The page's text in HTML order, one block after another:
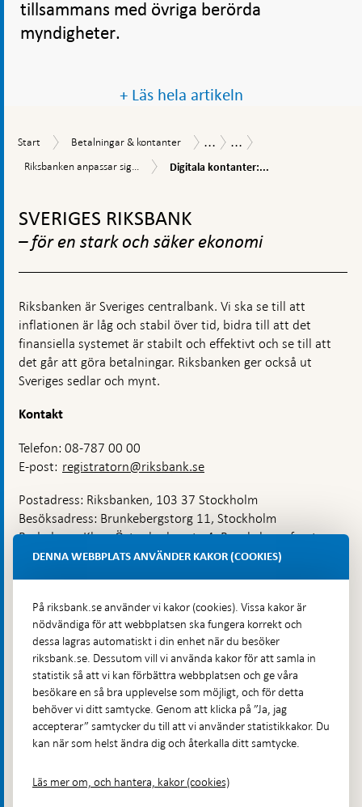
tillsammans med övriga berörda
myndigheter.
+ Läs hela artikeln
Start
Start
Betalningar
kontanter
Betalningar & kontanter Betalningsrapport
...
Så
svenskarna
...
Riksbanken
till
den
digitala
världen
Riksbanken anpassar sig...
Digitala
kontanter:
Digitala kontanter:...
toppnavigation
SVERIGES RIKSBANK
– för en stark och säker ekonomi
Riksbanken är Sveriges centralbank. Vi ska se till att
inflationen är låg och stabil över tid, bidra till att det
finansiella systemet är stabilt och effektivt och se till att
det går att göra betalningar. Riksbanken ger också ut
Sveriges sedlar och mynt.
Kontakt
Telefon: 08-787 00 00
E-post: registratorn@riksbank.se
Postadress: Riksbanken, 103 37 Stockholm
Besöksadress: Brunkebergstorg 11, Stockholm
Budadress: Klara Östra kyrkogata 4, Brunkebergsfaret,
Lastplats 6
Hitta direkt
Frågor och svar-
Öppnas
i
ny
flik
Till Riksbankens webbarkiv-
Öppnas
i
ny
Presskontakt
Integritetspolicy
DENNA WEBBPLATS ANVÄNDER KAKOR (COOKIES)
På riksbank.se använder vi kakor (cookies). Vissa kakor är
nödvändiga för att webbplatsen ska fungera korrekt och
dessa lagras automatiskt i din enhet när du besöker
riksbank.se. Dessutom vill vi använda kakor för att samla in
statistik så att vi kan förbättra webbplatsen och ge våra
besökare en så bra upplevelse som möjligt, och för detta
behöver vi ditt samtycke. Genom att klicka på ”Ja, jag
accepterar” samtycker du till att vi använder statistikkakor. Du
kan när som helst ändra dig och återkalla ditt samtycke.
Läs mer om, och hantera, kakor (cookies)